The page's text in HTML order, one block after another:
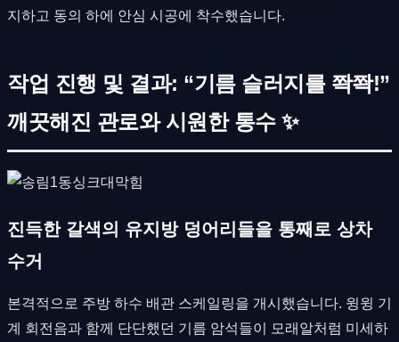
지하고 동의 하에 안심 시공에 착수했습니다.
작업 진행 및 결과: “기름 슬러지를 쫙쫙!”
깨끗해진 관로와 시원한 통수 ✨
진득한 갈색의 유지방 덩어리들을 통째로 상차
수거
본격적으로 주방 하수 배관 스케일링을 개시했습니다. 윙윙 기
계 회전음과 함께 단단했던 기름 암석들이 모래알처럼 미세하